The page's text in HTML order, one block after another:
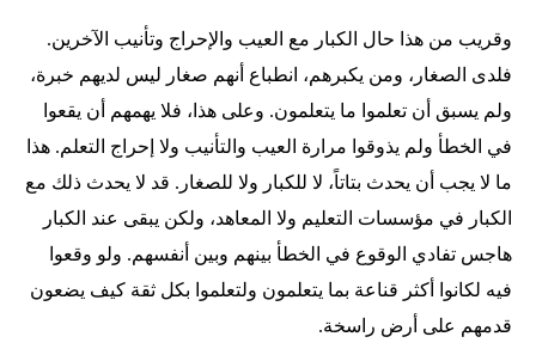
وقريب من هذا حال الكبار مع العيب والإحراج وتأنيب الآخرين.
فلدى الصغار، ومن يكبرهم، انطباع أنهم صغار ليس لديهم خبرة،
ولم يسبق أن تعلموا ما يتعلمون. وعلى هذا، فلا يهمهم أن يقعوا
في الخطأ ولم يذوقوا مرارة العيب والتأنيب ولا إحراج التعلم. هذا
ما لا يجب أن يحدث بتاتاً، لا للكبار ولا للصغار. قد لا يحدث ذلك مع
الكبار في مؤسسات التعليم ولا المعاهد، ولكن يبقى عند الكبار
هاجس تفادي الوقوع في الخطأ بينهم وبين أنفسهم. ولو وقعوا
فيه لكانوا أكثر قناعة بما يتعلمون ولتعلموا بكل ثقة كيف يضعون
قدمهم على أرض راسخة.